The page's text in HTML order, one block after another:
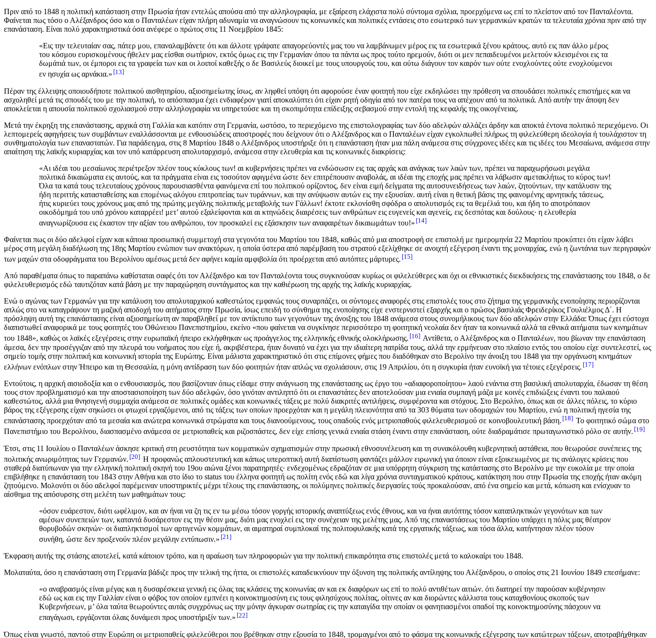
Πριν από το 1848 η πολιτική κατάσταση στην Πρωσία ήταν εντελώς απούσα από την αλληλογραφία, με εξαίρεση ελάχιστα πολύ σύντομα σχόλια, προερχόμενα ως επί το πλείστον από τον Πανταλέοντα.
Φαίνεται πως τόσο ο Αλέξανδρος όσο και ο Πανταλέων είχαν πλήρη αδυναμία να αναγνώσουν τις κοινωνικές και πολιτικές εντάσεις στο εσωτερικό των γερμανικών κρατών τα τελευταία χρόνια πριν από την
επανάσταση. Είναι πολύ χαρακτηριστικά όσα ανέφερε ο πρώτος στις 11 Νοεμβρίου 1845:
«Εις την τελευταίαν σας, πάτερ μου, επαναλαμβάνετε ότι και άλλοτε γράψατε απαγορεύοντές μας του να λαμβάνωμεν μέρος εις τα εσωτερικά ξένου κράτους. αυτό εις παν άλλο μέρος
του κόσμου ευρισκομένους ήθελεν μας είσθαι σωτήριον, εκτός όμως εις την Γερμανίαν όπου τα πάντα ως προς τούτο ηρεμούν, διότι οι μεν πεπαιδευμένοι μελετούν κλεισμένοι εις τα
δωμάτιά των, οι έμποροι εις τα γραφεία των και οι λοιποί καθεξής ο δε Βασιλεύς διοικεί με τους υπουργούς του, και ούτω διάγουν τον καιρόν των ούτε ενοχλούντες ούτε ενοχλούμενοι
εν ησυχία ως αρνάκια.» 13
Πέραν της έλλειψης οποιουδήποτε πολιτικού αισθητηρίου, αξιοσημείωτης ίσως, αν ληφθεί υπόψη ότι αφορούσε έναν φοιτητή που είχε εκδηλώσει την πρόθεση να σπουδάσει πολιτικές επιστήμες και να
ασχοληθεί μετά τις σπουδές του με την πολιτική, το απόσπασμα έχει ενδιαφέρον γιατί αποκαλύπτει ότι είχαν ρητή οδηγία από τον πατέρα τους να απέχουν από τα πολιτικά. Από αυτήν την άποψη δεν
αποκλείεται η απουσία πολιτικού σχολιασμού στην αλληλογραφία να υπηρετούσε και τη σκοπιμότητα επίδειξης σεβασμού στην εντολή της κεφαλής της οικογένειας.
Μετά την έκρηξη της επανάστασης, αρχικά στη Γαλλία και κατόπιν στη Γερμανία, ωστόσο, το περιεχόμενο της επιστολογραφίας των δύο αδελφών αλλάζει άρδην και αποκτά έντονα πολιτικό περιεχόμενο. Οι
λεπτομερείς αφηγήσεις των συμβάντων εναλλάσσονται με ενθουσιώδεις αποστροφές που δείχνουν ότι ο Αλέξανδρος και ο Πανταλέων είχαν εγκολπωθεί πλήρως τη φιλελεύθερη ιδεολογία ή τουλάχιστον τη
συνθηματολογία των επαναστατών. Για παράδειγμα, στις 8 Μαρτίου 1848 ο Αλέξανδρος υποστήριξε ότι η επανάσταση ήταν μια πάλη ανάμεσα στις σύγχρονες ιδέες και τις ιδέες του Μεσαίωνα, ανάμεσα στην
απαίτηση της λαϊκής κυριαρχίας και τον υπό κατάρρευση απολυταρχισμό, ανάμεσα στην ελευθερία και τις κοινωνικές διακρίσεις:
«Αι ιδέαι του μεσαίωνος περιέτρεξον πλέον τους κύκλους των! αι κυβερνήσεις πρέπει να ενδώσωσιν εις τας αρχάς και ανάγκας των λαών των, πρέπει να παραχωρήσωσι μεγάλα
πολιτικά δικαιώματα εις αυτούς, και τα πράγματα είναι εις τοσούτον αφιγμένα ώστε δεν επιτρέπουσιν αναβολάς, αι ιδέαι της εποχής μας πρέπει να λάβωσιν αμετακλήτως το κύρος των!
Όλα τα κατά τους τελευταίους χρόνους παρουσιασθέντα φαινόμενα επί του πολιτικού ορίζοντος, δεν είναι ειμή δείγματα της αυτοσυνειδήσεως των λαών, ζητούντων, την κατάλυσιν της
ήδη περιττής κατασταθείσης και επομένως αλόγου επιτροπείας των τυράννων, και την ανύψωσιν αυτών εις την εξουσίαν. αυτή είναι η θετική βάσις της φαινομένης αρνητικής τάσεως,
ήτις κυριεύει τους χρόνους μας από της πρώτης μεγάλης πολιτικής μεταβολής των Γάλλων! έκτοτε εκλονίσθη σφόδρα ο απολυτισμός εις τα θεμέλιά του, και ήδη το αποτρόπαιον
οικοδόμημά του υπό χρόνου καταρρέει! μετ’ αυτού εξαλείφονται και αι κτηνώδεις διαιρέσεις των ανθρώπων εις ευγενείς και αγενείς, εις δεσπότας και δούλους· η ελευθερία
αναγνωρίζουσα εις έκαστον την αξίαν του ανθρώπου, τον προσκαλεί εις εξάσκησιν των αναφαιρέτων δικαιωμάτων του!» 14
Φαίνεται πως οι δύο αδελφοί είχαν και κάποια προσωπική συμμετοχή στα γεγονότα του Μαρτίου του 1848, καθώς από μια αποστροφή σε επιστολή με ημερομηνία 22 Μαρτίου προκύπτει ότι είχαν λάβει
μέρος στη μεγάλη διαδήλωση της 18ης Μαρτίου ενώπιον των ανακτόρων, η οποία ύστερα από παρέμβαση του στρατού εξελίχθηκε σε ανοιχτή εξέγερση έναντι της μοναρχίας, ενώ η ζωντάνια των περιγραφών
των μαχών στα οδοφράγματα του Βερολίνου αμέσως μετά δεν αφήνει καμία αμφιβολία ότι προέρχεται από αυτόπτες μάρτυρες. 15
Από παραθέματα όπως το παραπάνω καθίσταται σαφές ότι τον Αλέξανδρο και τον Πανταλέοντα τους συγκινούσαν κυρίως οι φιλελεύθερες και όχι οι εθνικιστικές διεκδικήσεις της επανάστασης του 1848, ο δε
φιλελευθερισμός εδώ ταυτιζόταν κατά βάση με την παραχώρηση συντάγματος και την καθιέρωση της αρχής της λαϊκής κυριαρχίας.
Ενώ ο αγώνας των Γερμανών για την κατάλυση του απολυταρχικού καθεστώτος εμφανώς τους συναρπάζει, οι σύντομες αναφορές στις επιστολές τους στο ζήτημα της γερμανικής ενοποίησης περιορίζονται
απλώς στο να καταγράψουν τη μαζική αποδοχή του αιτήματος στην Πρωσία, ίσως επειδή το σύνθημα της ενοποίησης είχε ενστερνιστεί εξαρχής και ο πρώσος βασιλιάς Φρειδερίκος Γουλιέλμος Δ΄. Η
πρόσληψη αυτή της επανάστασης είναι αξιοσημείωτη αν παραβληθεί με τον αντίκτυπο των γεγονότων της άνοιξης του 1848 ανάμεσα στους συνομήλικους των δύο αδελφών στην Ελλάδα: Όπως έχει εύστοχα
διαπιστωθεί αναφορικά με τους φοιτητές του Οθώνειου Πανεπιστημίου, εκείνο «που φαίνεται να συγκίνησε περισσότερο τη φοιτητική νεολαία δεν ήταν τα κοινωνικά αλλά τα εθνικά αιτήματα των κινημάτων
του 1848», καθώς οι λαϊκές εξεγέρσεις στην ευρωπαϊκή ήπειρο εκλήφθηκαν ως προάγγελος της ελληνικής εθνικής ολοκλήρωσης. 16
Αντίθετα, ο Αλέξανδρος και ο Πανταλέων, που βίωναν την επανάσταση
άμεσα, δεν την προσέγγιζαν από την πλευρά του νοήματος που είχε ή, ακριβέστερα, ήταν δυνατό να έχει για την ιδιαίτερη πατρίδα τους, αλλά την ερμήνευαν στο πλαίσιο εντός του οποίου είχε συντελεστεί, ως
σημείο τομής στην πολιτική και κοινωνική ιστορία της Ευρώπης. Είναι μάλιστα χαρακτηριστικό ότι στις επίμονες φήμες που διαδόθηκαν στο Βερολίνο την άνοιξη του 1848 για την οργάνωση κινημάτων
ελλήνων ενόπλων στην Ήπειρο και τη Θεσσαλία, η μόνη αντίδραση των δύο φοιτητών ήταν απλώς να σχολιάσουν, στις 19 Απριλίου, ότι η συγκυρία ήταν ευνοϊκή για τέτοιες εξεγέρσεις. 17
Εντούτοις, η αρχική αισιοδοξία και ο ενθουσιασμός, που βασίζονταν όπως είδαμε στην ανάγνωση της επανάστασης ως έργο του «αδιαφοροποίητου» λαού ενάντια στη βασιλική απολυταρχία, έδωσαν τη θέση
τους στον προβληματισμό και την αποστασιοποίηση των δύο αδελφών, όσο γινόταν αντιληπτό ότι οι επαναστάτες δεν αποτελούσαν μια ενιαία συμπαγή μάζα με κοινές επιδιώξεις έναντι του παλαιού
καθεστώτος, αλλά μια θνησιγενή συμμαχία ανάμεσα σε πολιτικές ομάδες και κοινωνικές τάξεις με πολύ διακριτές αντιλήψεις, συμφέροντα και στόχους. Στο Βερολίνο, όπως και σε άλλες πόλεις, το κύριο
βάρος της εξέγερσης είχαν σηκώσει οι φτωχοί εργαζόμενοι, από τις τάξεις των οποίων προερχόταν και η μεγάλη πλειονότητα από τα 303 θύματα των οδομαχιών του Μαρτίου, ενώ η πολιτική ηγεσία της
επανάστασης προερχόταν από τα μεσαία και ανώτερα κοινωνικά στρώματα και τους διανοούμενους, τους οπαδούς ενός μετριοπαθούς φιλελευθερισμού σε κοινοβουλευτική βάση. 18
Το φοιτητικό σώμα στο
Πανεπιστήμιο του Βερολίνου, διασπασμένο ανάμεσα σε μετριοπαθείς και ριζοσπάστες, δεν είχε επίσης γενικά ενιαία στάση έναντι στην επανάσταση, ούτε διαδραμάτισε πρωταγωνιστικό ρόλο σε αυτήν. 19
Έτσι, στις 11 Ιουλίου ο Πανταλέων άσκησε κριτική στη ρευστότητα των κομματικών σχηματισμών στην πρωσική εθνοσυνέλευση και τη συνακόλουθη κυβερνητική αστάθεια, που θεωρούσε συνέπειες της
πολιτικής ανωριμότητας των Γερμανών. 20
Η προφανώς απλουστευτική και κάπως υπεροπτική αυτή διαπίστωση φαντάζει μάλλον ειρωνική για όποιον είναι εξοικειωμένος με τις ανάλογες κρίσεις που
σταθερά διατύπωναν για την ελληνική πολιτική σκηνή του 19ου αιώνα ξένοι παρατηρητές· ενδεχομένως εδραζόταν σε μια υπόρρητη σύγκριση της κατάστασης στο Βερολίνο με την ευκολία με την οποία
επιβλήθηκε η επανάσταση του 1843 στην Αθήνα και στο ίδιο το status του έλληνα φοιτητή ως πολίτη ενός εδώ και λίγα χρόνια συνταγματικού κράτους, κατάκτηση που στην Πρωσία της εποχής ήταν ακόμη
ζητούμενο. Μολονότι οι δύο αδελφοί παρέμειναν υποστηρικτές μέχρι τέλους της επανάστασης, οι πολύμηνες πολιτικές διεργασίες τούς προκαλούσαν, από ένα σημείο και μετά, κόπωση και ενίσχυαν το
αίσθημα της απόσυρσης στη μελέτη των μαθημάτων τους:
«όσον ευάρεστον, διότι ωφέλιμον, και αν ήναι να ζη τις εν τω μέσω τόσον γοργής ιστορικής αναπτύξεως ενός έθνους, και να ήναι αυτόπτης τόσον καταπληκτικών γεγονότων και των
αμέσων συνεπειών των, καταντά δυσάρεστον εις την θέσιν μας, διότι μας ενοχλεί εις την συνέχειαν της μελέτης μας. Από της επαναστάσεως του Μαρτίου υπάρχει η πόλις μας θέατρον
θορυβοδών σκηνών· οι διαπληκτισμοί των αρτιγενών κομμάτων, αι αιματηραί συμπλοκαί της πολιτοφυλακής κατά της εργατικής τάξεως, και τόσα άλλα, κατήντησαν πλέον τόσον
συνήθη, ώστε δεν προξενούν πλέον μεγάλην εντύπωσιν.» 21
Έκφραση αυτής της στάσης αποτελεί, κατά κάποιον τρόπο, και η αραίωση των πληροφοριών για την πολιτική επικαιρότητα στις επιστολές μετά το καλοκαίρι του 1848.
Μολαταύτα, όσο η επανάσταση στη Γερμανία βάδιζε προς την τελική της ήττα, οι επιστολές καταδεικνύουν την όξυνση της πολιτικής αντίληψης του Αλέξανδρου, ο οποίος στις 21 Ιουνίου 1849 επεσήμανε:
«ο αναβρασμός είναι μέγας και η δυσαρέσκεια γενική εις όλας τας κλάσεις της κοινωνίας αν και εκ διαφόρων ως επί το πολύ αντιθέτων αιτιών. ότι διατηρεί την παρούσαν κυβέρνησιν
εδώ ως και εις την Γαλλίαν είναι ο φόβος τον οποίον εμπνέει η κοινοκτημοσύνη εις τους φιλησύχους πολίτας, οίτινες αν και διορώντες κάλλιστα τους καταχθονίους σκοπούς των
Κυβερνήσεων, μ’ όλα ταύτα θεωρούντες αυτάς συγχρόνως ως την μόνην άγκυραν σωτηρίας εις την καταιγίδα την οποίαν οι φανητιασμένοι οπαδοί της κοινοκτημοσύνης πάσχουν να
επαγάγωσι, εργάζονται όλαις δυνάμεσι προς υποστήριξίν των.» 22
Όπως είναι γνωστό, παντού στην Ευρώπη οι μετριοπαθείς φιλελεύθεροι που βρέθηκαν στην εξουσία το 1848, τρομαγμένοι από το φάσμα της κοινωνικής εξέγερσης των κατώτερων τάξεων, αποτραβήχθηκαν